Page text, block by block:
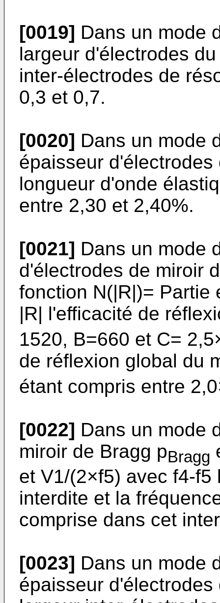
[0019] Dans un mode
largeur d'électrodes
inter-électrodes de
0,3 et 0,7.
[0020] Dans un mode
épaisseur
longueur d'onde
entre 2,30 et 2,40%.
[0021] Dans un mode
d'électrodes de miroir
fonction N(|R|)= Partie
|R| l'efficacité de
1520, B=660 et C=
de réflexion global du
étant compris entre
[0022] Dans un mode
miroir de Bragg pBragg
et V1/(2×f5) avec f4-
interdite et la
comprise dans cet
[0023] Dans un mode
épaisseur